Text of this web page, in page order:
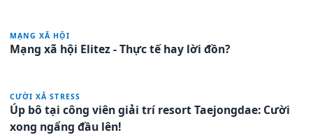
MẠNG XÃ HỘI
Mạng xã hội Elitez - Thực tế hay lời đồn?
CƯỜI XẢ STRESS
Úp bô tại công viên giải trí resort Taejongdae: Cười
xong ngẩng đầu lên!